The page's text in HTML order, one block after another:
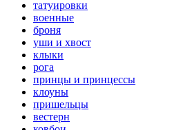
татуировки
военные
броня
уши и хвост
клыки
рога
принцы и принцессы
клоуны
пришельцы
вестерн